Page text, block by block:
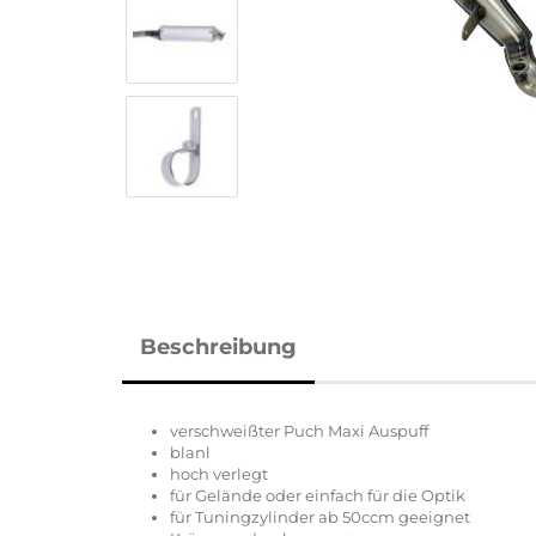
Beschreibung
verschweißter Puch Maxi Auspuff
blanl
hoch verlegt
für Gelände oder einfach für die Optik
für Tuningzylinder ab 50ccm geeignet